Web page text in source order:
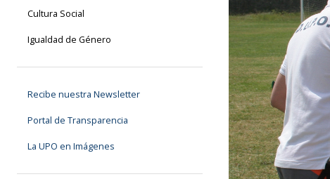
Cultura Social
Igualdad de Género
Recibe nuestra Newsletter
Portal de Transparencia
La UPO en Imágenes